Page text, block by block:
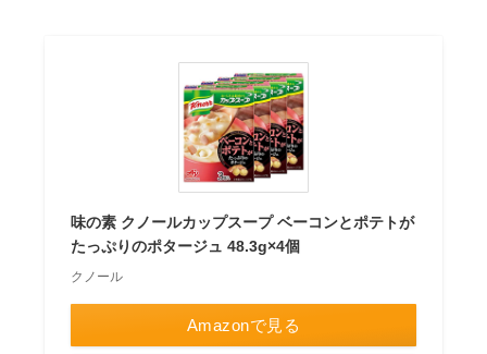
味の素 クノールカップスープ ベーコンとポテトが
たっぷりのポタージュ 48.3g×4個
クノール
Amazonで見る